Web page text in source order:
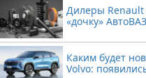
Дилеры Renault
«дочку»
Каким будет
Volvo: